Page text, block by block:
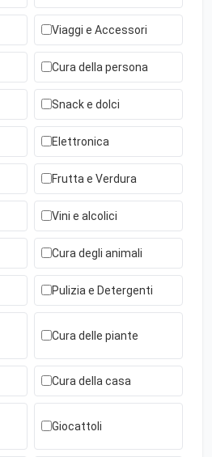
Viaggi e Accessori
Cura della persona
Snack e dolci
Elettronica
Frutta e Verdura
Vini e alcolici
Cura degli animali
Pulizia e Detergenti
Cura delle piante
Cura della casa
Giocattoli